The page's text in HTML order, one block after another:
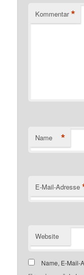
Kommentar *
Name *
E-Mail-Adresse
Website
Name, E-Mail-